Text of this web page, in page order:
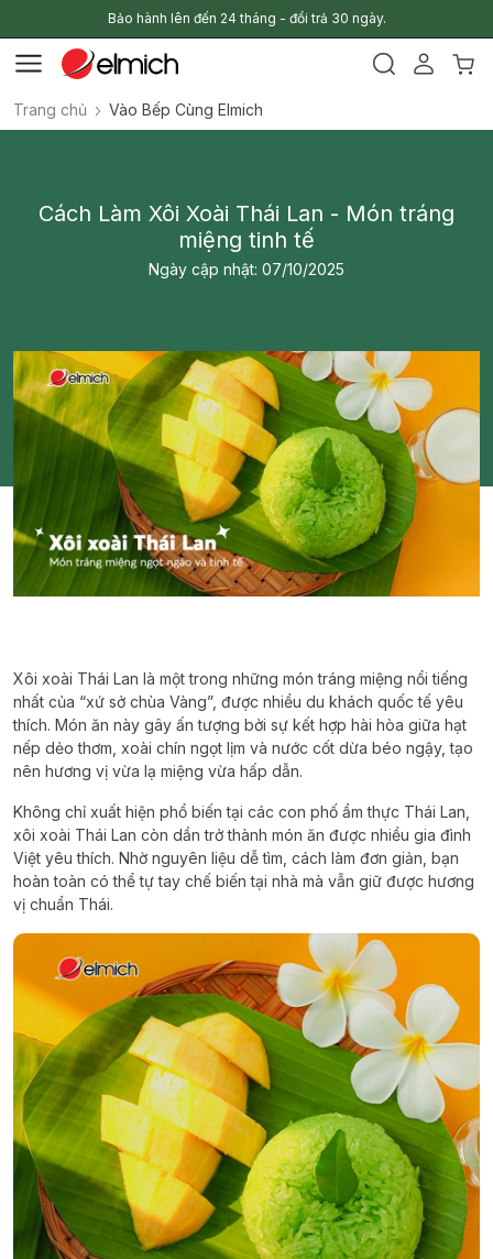
Bảo hành lên đến 24 tháng - đổi trả 30 ngày.
Trang chủ Vào Bếp Cùng Elmich
Cách Làm Xôi Xoài Thái Lan - Món tráng
miệng tinh tế
Ngày cập nhật: 07/10/2025
Xôi xoài Thái Lan là một trong những món tráng miệng nổi tiếng
nhất của “xứ sở chùa Vàng”, được nhiều du khách quốc tế yêu
thích. Món ăn này gây ấn tượng bởi sự kết hợp hài hòa giữa hạt
nếp dẻo thơm, xoài chín ngọt lịm và nước cốt dừa béo ngậy, tạo
nên hương vị vừa lạ miệng vừa hấp dẫn.
Không chỉ xuất hiện phổ biến tại các con phố ẩm thực Thái Lan,
xôi xoài Thái Lan còn dần trở thành món ăn được nhiều gia đình
Việt yêu thích. Nhờ nguyên liệu dễ tìm, cách làm đơn giản, bạn
hoàn toàn có thể tự tay chế biến tại nhà mà vẫn giữ được hương
vị chuẩn Thái.